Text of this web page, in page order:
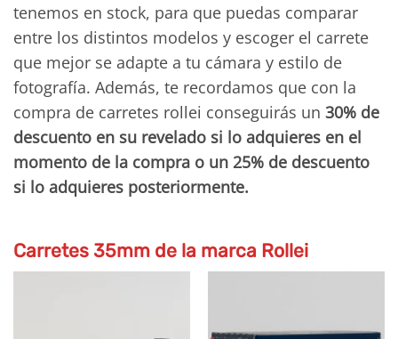
tenemos en stock, para que puedas comparar
entre los distintos modelos y escoger el carrete
que mejor se adapte a tu cámara y estilo de
fotografía. Además, te recordamos que con la
compra de carretes rollei conseguirás un 30% de
descuento en su revelado si lo adquieres en el
momento de la compra o un 25% de descuento
si lo adquieres posteriormente.
Carretes 35mm de la marca Rollei